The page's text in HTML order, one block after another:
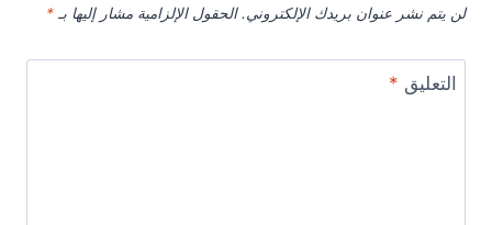
لن يتم نشر عنوان بريدك الإلكتروني. الحقول الإلزامية مشار إليها بـ *
التعليق *